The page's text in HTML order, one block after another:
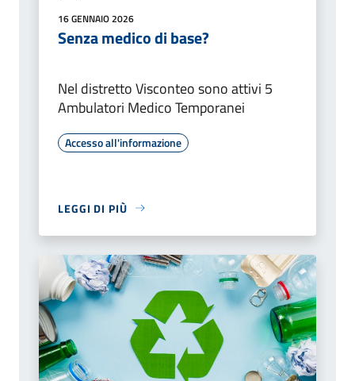
16 GENNAIO 2026
Senza medico di base?
Nel distretto Visconteo sono attivi 5
Ambulatori Medico Temporanei
Accesso all'informazione
LEGGI DI PIÙ